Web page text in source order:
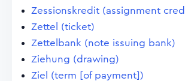
Zessionskredit (assignment
Zettel (ticket)
Zettelbank (note issuing bank)
Ziehung (drawing)
Ziel (term [of payment])